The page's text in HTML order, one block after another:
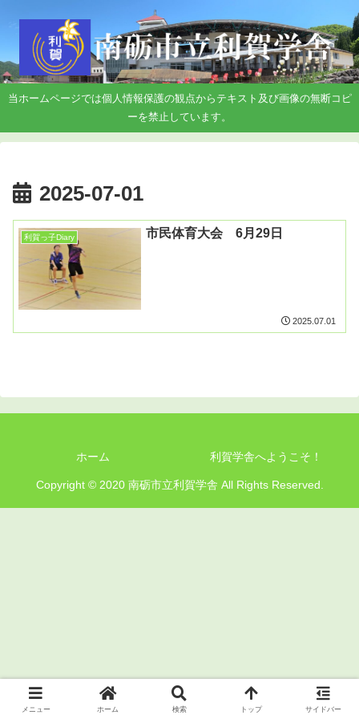
当ホームページでは個人情報保護の観点からテキスト及び画像の無断コピ
ーを禁止しています。
2025-07-01
利賀っ子Diary 市民体育大会 6月29日
2025.07.01
ホーム 利賀学舎へようこそ！
Copyright © 2020 南砺市立利賀学舎 All Rights Reserved.
メニュー ホーム 検索 トップ サイドバー